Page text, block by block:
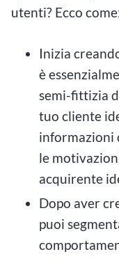
utenti? Ecco
Inizia
è
semi-fittizia
tuo cliente
informazioni
le
acquirente
Dopo aver
puoi